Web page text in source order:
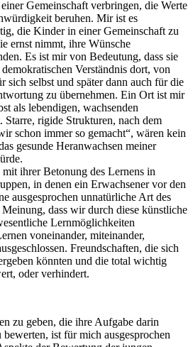
Gemeinschaft verbringen, die Werte
beruhen. Mir ist es
die Kinder in einer Gemeinschaft zu
ernst nimmt, ihre Wünsche
Es ist mir von Bedeutung, dass sie
Verständnis dort, von
sich selbst und später dann auch für die
zu übernehmen. Ein Ort ist mir
als lebendigen, wachsenden
Starre, rigide Strukturen, nach dem
schon immer so gemacht“, wären kein
gesunde Heranwachsen meiner
ihrer Betonung des Lernens in
in denen ein Erwachsener vor den
ausgesprochen unnatürliche Art des
dass wir durch diese künstliche
Lernmöglichkeiten
voneinander, miteinander,
Freundschaften, die sich
könnten und die total wichtig
oder verhindert.
zu geben, die ihre Aufgabe darin
ist für mich ausgesprochen